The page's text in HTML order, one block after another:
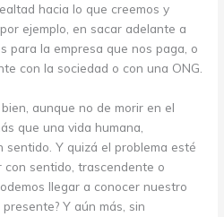
hacia lo que creemos y
ejemplo, en sacar adelante a
para la empresa que nos paga, o
con la sociedad o con una ONG.
aunque no de morir en el
que una vida humana,
sentido. Y quizá el problema esté
con sentido, trascendente o
llegar a conocer nuestro
Y aún más, sin